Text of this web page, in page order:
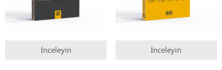
İnceleyin İnceleyin